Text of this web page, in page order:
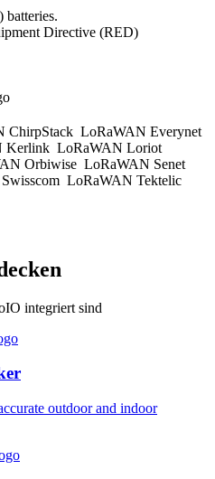
batteries.
Directive (RED)
ChirpStack LoRaWAN Everynet
Kerlink LoRaWAN Loriot
Orbiwise LoRaWAN Senet
LoRaWAN Tektelic
integriert sind
outdoor and indoor